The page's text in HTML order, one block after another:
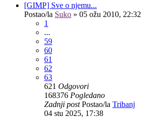
[GIMP] Sve o njemu...
Postao/la Suko » 05 ožu 2010, 22:32
1
...
59
60
61
62
63
621 Odgovori
168376 Pogledano
Zadnji postPostao/la Tribanj
04 stu 2025, 17:38